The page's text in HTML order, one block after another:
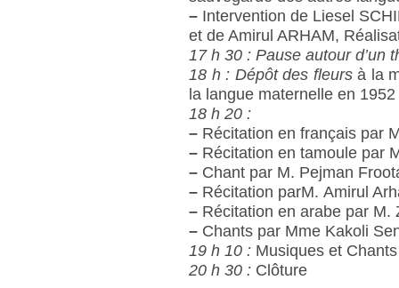
– Intervention de Liesel
et de Amirul ARHAM,
17 h 30 : Pause autour d’un
18 h : Dépôt des fleursà la
la langue maternelle en 1952
18 h 20 :
– Récitation en français par
– Récitation en tamoule par
– Chant par M. Pejman
– Récitation parM. Amirul
– Récitation en arabe par M.
– Chants par Mme Kakoli
19 h 10 : Musiques et
20 h 30 : Clôture